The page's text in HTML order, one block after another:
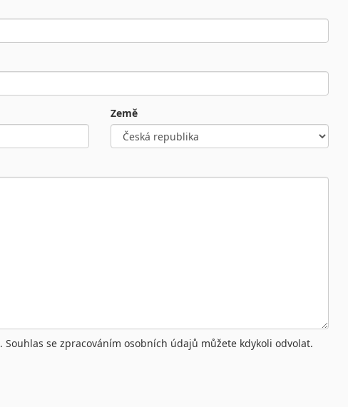
Země
. Souhlas se zpracováním osobních údajů můžete kdykoli odvolat.